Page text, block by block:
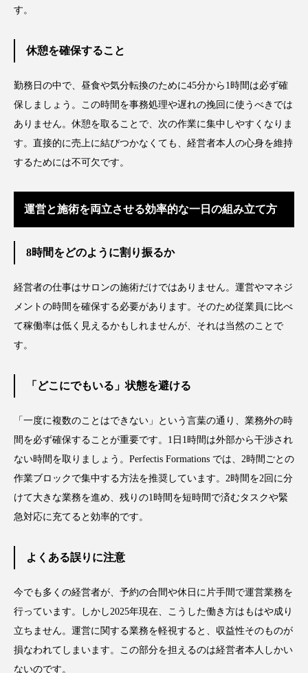
バイオミメティクス バイオミメティック
ハロウィン後スキンケア
ハロウィン翌日 肌リセット
プチ断食 ブルーオーシャン
フレグランス 冬 プロンプト ヘアケア
マーケティング マイクロスパ
マネジメント むくみ対策 むくみ改善
メンタルヘルス
リカバリー リカバリーウェア リサーチ
リナロール 効果 リラクゼーション
リラックス効果
す。
休憩を確保すること
勤務日の中で、昼食や気分転換のために45分から1時間は必ず確
保しましょう。この時間を事務処理や遅れの挽回に使うべきでは
ありません。休憩を取ることで、次の作業に集中しやすくなりま
す。直接的に売上に結びつかなくても、経営者本人の心身を維持
するためには不可欠です。
運営と施術を両立させる効率的な一日の組み立て方
8時間をどのように割り振るか
経営者の仕事はサロンの施術だけではありません。運営やマネジ
メントの時間を確保する必要があります。そのため従業員に比べ
て稼働率は低く見えるかもしれませんが、それは当然のことで
す。
「どこにでもいる」状態を避ける
「一度に複数のことはできない」という言葉の通り、業務外の時
間を必ず確保することが重要です。1日1時間は外部から干渉され
ない時間を取りましょう。Perfectis Formations では、2時間ごとの
作業ブロックで集中する方法を推奨しています。2時間を2回に分
けて大きな業務を進め、残りの1時間を短時間で済むタスクや緊
急対応に充てると効率的です。
よくある誤りに注意
今でも多くの経営者が、予約の合間や休日に片手間で運営業務を
行っています。しかし2025年現在、こうした働き方はもはや成り
立ちません。運営に関する業務を軽視すると、収益性そのものが
損なわれてしまいます。この部分を担えるのは経営者本人しかい
ないのです。